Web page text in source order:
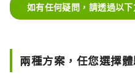
如有任何疑問，請透過以下
兩種方案，任您選擇